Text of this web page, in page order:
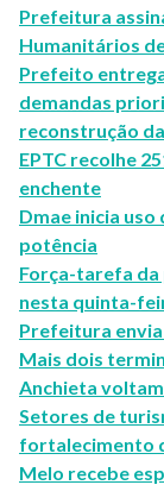
Prefeitura
Humanitários
Prefeito
demandas
reconstrução
EPTC recolhe
enchente
Dmae inicia uso
potência
Força-tarefa da
nesta quinta-
Prefeitura
Mais dois
Anchieta
Setores de
fortalecimento
Melo recebe